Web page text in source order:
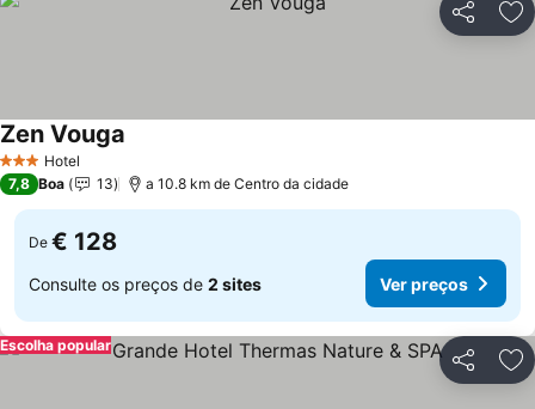
Partilhar
3 EstrelasHotel
Zen Vouga
7,8 Boa 13 a 10.8 km de Centro da cidade
De € 128
Consulte os preços de 2 sites Ver preços
Partilhar
Escolha popular